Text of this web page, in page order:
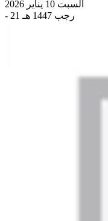
السبت 10 يناير 2026
- 21 رجب 1447 هـ